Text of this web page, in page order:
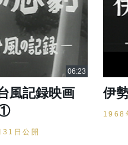
風記録映画
①
日公開
伊
1968